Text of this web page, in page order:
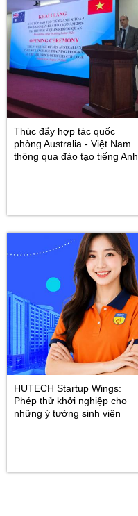
Thúc đẩy hợp tác quốc
phòng Australia - Việt Nam
thông qua đào tạo tiếng Anh
HUTECH Startup Wings:
Phép thử khởi nghiệp cho
những ý tưởng sinh viên